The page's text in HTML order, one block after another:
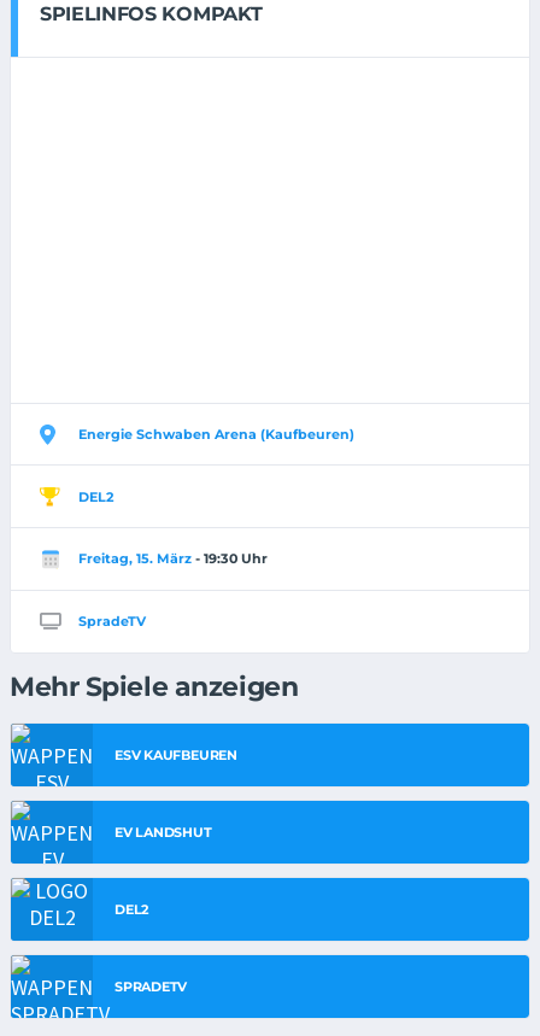
SPIELINFOS KOMPAKT
Energie Schwaben Arena (Kaufbeuren)
DEL2
Freitag, 15. März - 19:30 Uhr
SpradeTV
Mehr Spiele anzeigen
ESV KAUFBEUREN
EV LANDSHUT
DEL2
SPRADETV